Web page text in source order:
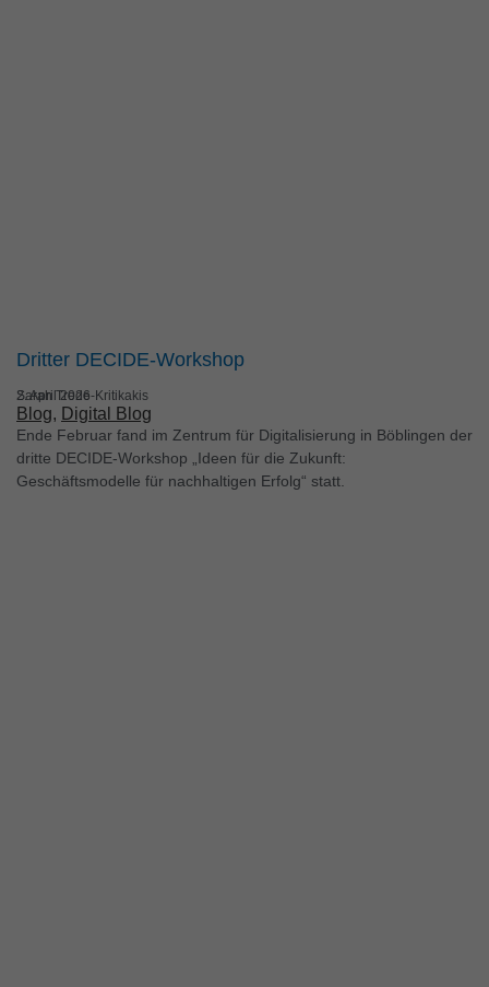
Dritter DECIDE-Workshop
Sarah Trede-Kritikakis
2. April 2026
Blog, Digital Blog
Ende Februar fand im Zentrum für Digitalisierung in Böblingen der
dritte DECIDE-Workshop „Ideen für die Zukunft:
Geschäftsmodelle für nachhaltigen Erfolg“ statt.